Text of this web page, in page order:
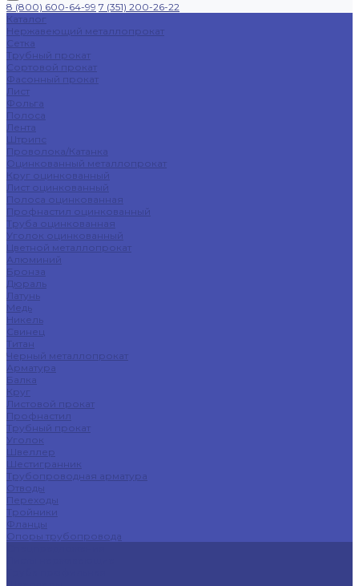
8 (800) 600-64-99 7 (351) 200-26-22
Каталог
Нержавеющий металлопрокат
Сетка
Трубный прокат
Сортовой прокат
Фасонный прокат
Лист
Фольга
Полоса
Лента
Штрипс
Проволока/Катанка
Оцинкованный металлопрокат
Круг оцинкованный
Лист оцинкованный
Полоса оцинкованная
Профнастил оцинкованный
Труба оцинкованная
Уголок оцинкованный
Цветной металлопрокат
Алюминий
Бронза
Дюраль
Латунь
Медь
Никель
Свинец
Титан
Черный металлопрокат
Арматура
Балка
Круг
Листовой прокат
Профнастил
Трубный прокат
Уголок
Швеллер
Шестигранник
Трубопроводная арматура
Отводы
Переходы
Тройники
Фланцы
Опоры трубопровода